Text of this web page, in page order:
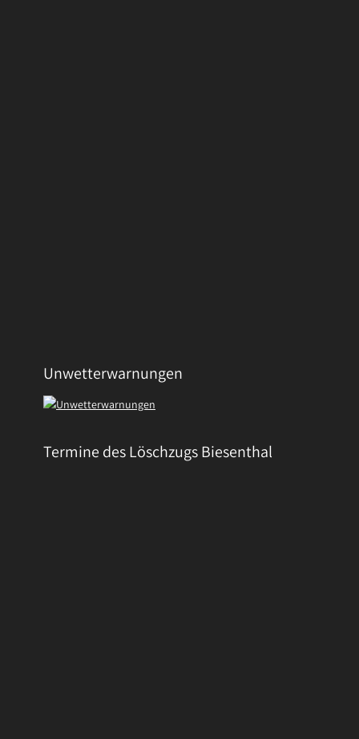
Unwetterwarnungen
Termine des Löschzugs Biesenthal